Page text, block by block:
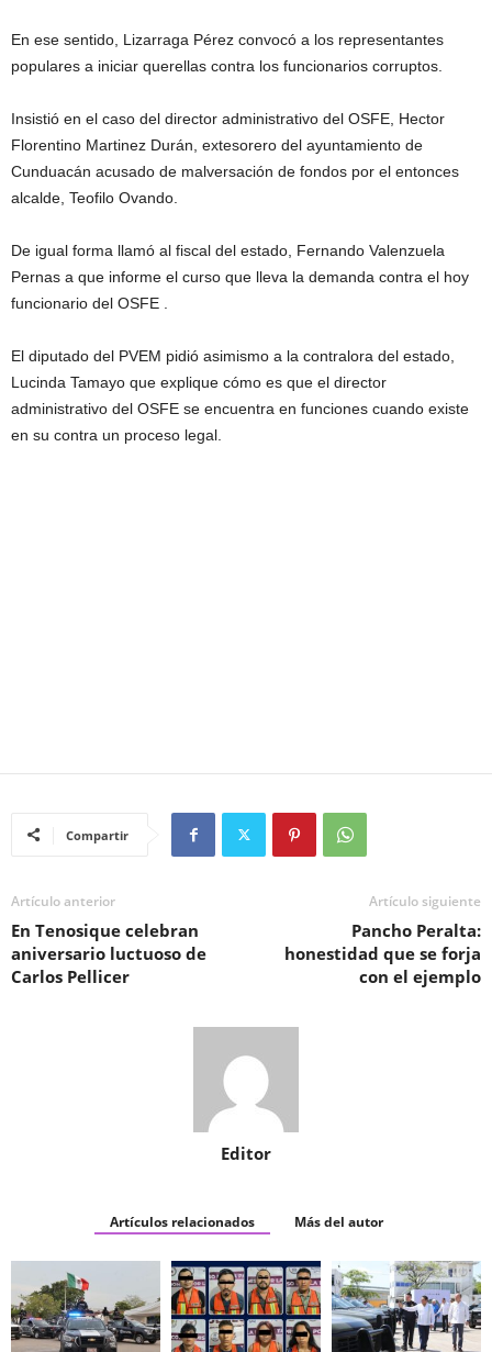
En ese sentido, Lizarraga Pérez convocó a los representantes
populares a iniciar querellas contra los funcionarios corruptos.
Insistió en el caso del director administrativo del OSFE, Hector
Florentino Martinez Durán, extesorero del ayuntamiento de
Cunduacán acusado de malversación de fondos por el entonces
alcalde, Teofilo Ovando.
De igual forma llamó al fiscal del estado, Fernando Valenzuela
Pernas a que informe el curso que lleva la demanda contra el hoy
funcionario del OSFE .
El diputado del PVEM pidió asimismo a la contralora del estado,
Lucinda Tamayo que explique cómo es que el director
administrativo del OSFE se encuentra en funciones cuando existe
en su contra un proceso legal.
Compartir
Artículo anterior
En Tenosique celebran
aniversario luctuoso de
Carlos Pellicer
Artículo siguiente
Pancho Peralta:
honestidad que se forja
con el ejemplo
Editor
Artículos relacionados Más del autor